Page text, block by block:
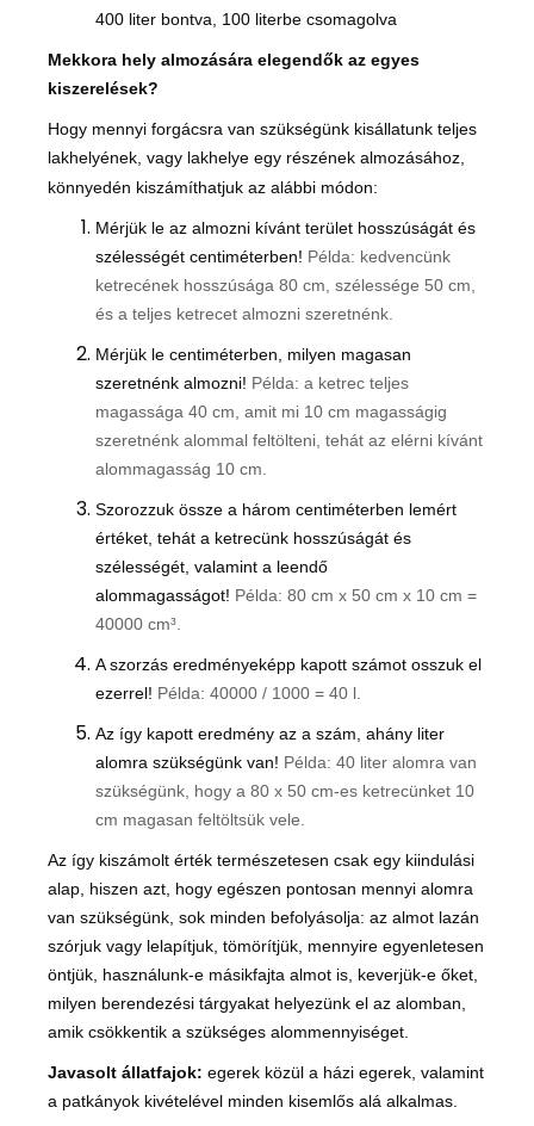
400 liter bontva, 100 literbe csomagolva
Mekkora hely almozására elegendők az egyes
kiszerelések?
Hogy mennyi forgácsra van szükségünk kisállatunk teljes
lakhelyének, vagy lakhelye egy részének almozásához,
könnyedén kiszámíthatjuk az alábbi módon:
Mérjük le az almozni kívánt terület hosszúságát és
szélességét centiméterben! Példa: kedvencünk
ketrecének hosszúsága 80 cm, szélessége 50 cm,
és a teljes ketrecet almozni szeretnénk.
Mérjük le centiméterben, milyen magasan
szeretnénk almozni! Példa: a ketrec teljes
magassága 40 cm, amit mi 10 cm magasságig
szeretnénk alommal feltölteni, tehát az elérni kívánt
alommagasság 10 cm.
Szorozzuk össze a három centiméterben lemért
értéket, tehát a ketrecünk hosszúságát és
szélességét, valamint a leendő
alommagasságot! Példa: 80 cm x 50 cm x 10 cm =
40000 cm³.
A szorzás eredményeképp kapott számot osszuk el
ezerrel! Példa: 40000 / 1000 = 40 l.
Az így kapott eredmény az a szám, ahány liter
alomra szükségünk van! Példa: 40 liter alomra van
szükségünk, hogy a 80 x 50 cm-es ketrecünket 10
cm magasan feltöltsük vele.
Az így kiszámolt érték természetesen csak egy kiindulási
alap, hiszen azt, hogy egészen pontosan mennyi alomra
van szükségünk, sok minden befolyásolja: az almot lazán
szórjuk vagy lelapítjuk, tömörítjük, mennyire egyenletesen
öntjük, használunk-e másikfajta almot is, keverjük-e őket,
milyen berendezési tárgyakat helyezünk el az alomban,
amik csökkentik a szükséges alommennyiséget.
Javasolt állatfajok: egerek közül a házi egerek, valamint
a patkányok kivételével minden kisemlős alá alkalmas.